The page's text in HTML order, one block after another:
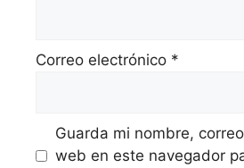
Correo electrónico *
Guarda mi nombre,
web en este navegador